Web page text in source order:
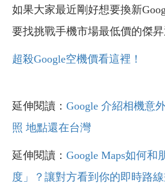
如果大家最近剛好想要換新
要找挑戰手機市場最低價的傑昇
超殺Google空機價看這裡！
延伸閱讀： Google 介紹相機意
照 地點還在台灣
延伸閱讀： Google Maps如何和
度」？讓對方看到你的即時路線